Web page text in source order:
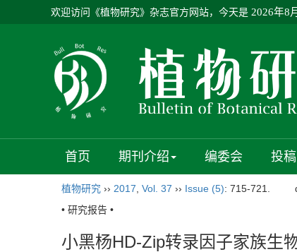
欢迎访问《植物研究》杂志官方网站，今天是 2026年8
首页 期刊介绍 编委会 投
植物研究 ›› 2017 Vol. 37 ›› Issue (5): 715-721.
• 研究报告 •
小黑杨HD-Zip转录因子家族生